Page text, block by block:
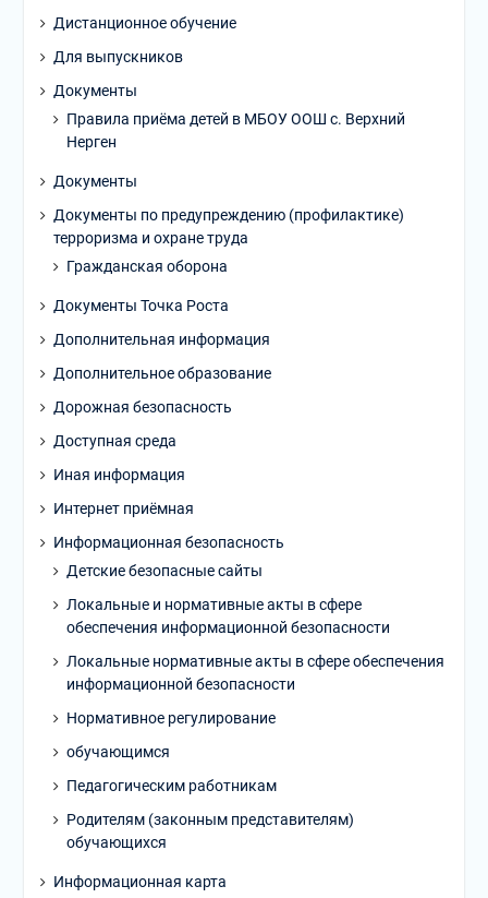
Дистанционное обучение
Для выпускников
Документы
Правила приёма детей в МБОУ ООШ с. Верхний
Нерген
Документы
Документы по предупреждению (профилактике)
терроризма и охране труда
Гражданская оборона
Документы Точка Роста
Дополнительная информация
Дополнительное образование
Дорожная безопасность
Доступная среда
Иная информация
Интернет приёмная
Информационная безопасность
Детские безопасные сайты
Локальные и нормативные акты в сфере
обеспечения информационной безопасности
Локальные нормативные акты в сфере обеспечения
информационной безопасности
Нормативное регулирование
обучающимся
Педагогическим работникам
Родителям (законным представителям)
обучающихся
Информационная карта